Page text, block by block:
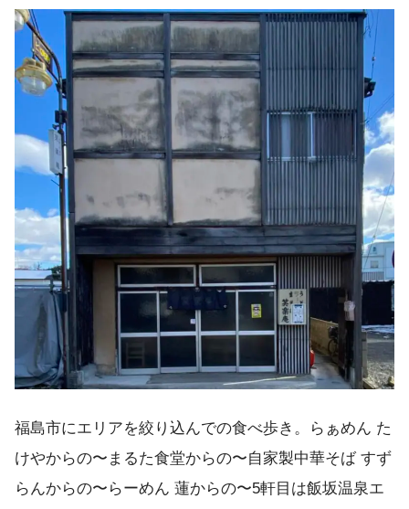
福島市にエリアを絞り込んでの食べ歩き。らぁめん た
けやからの〜まるた食堂からの〜自家製中華そば すず
らんからの〜らーめん 蓮からの〜5軒目は飯坂温泉エ